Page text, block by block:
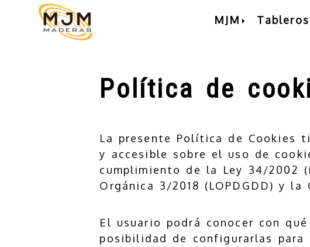
MJM Tableros
Política de
La presente Política de Cookies
y accesible sobre el uso de
cumplimiento de la Ley 34/2002
Orgánica 3/2018 (LOPDGDD) y
El usuario podrá conocer con
posibilidad de configurarlas